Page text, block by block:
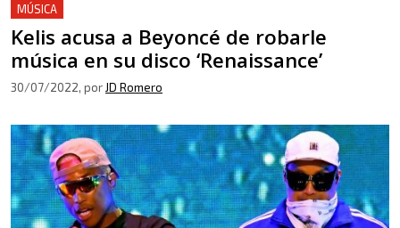
MÚSICA
Kelis acusa a Beyoncé de robarle
música en su disco ‘Renaissance’
30/07/2022, por JD Romero